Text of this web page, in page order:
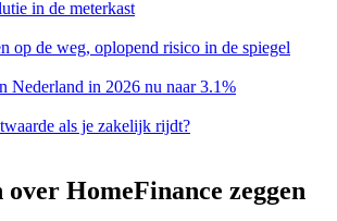
in de meterkast
op de weg, oplopend risico in de spiegel
Nederland in 2026 nu naar 3.1%
als je zakelijk rijdt?
HomeFinance zeggen